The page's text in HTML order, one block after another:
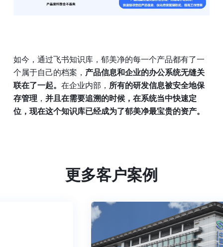
如今，通过飞书知识库，郁美净的每一个产品都有了一
个属于自己的档案， 产品信息和企业的办公系统无缝关
联在了一起。 在企业内部， 所有的研发信息被安全地保
存管理 ， 并且在需要追溯的时候，在系统当中快速定
位，现在这个知识库已经成为了郁美净最宝贵的资产。
更多客户案例